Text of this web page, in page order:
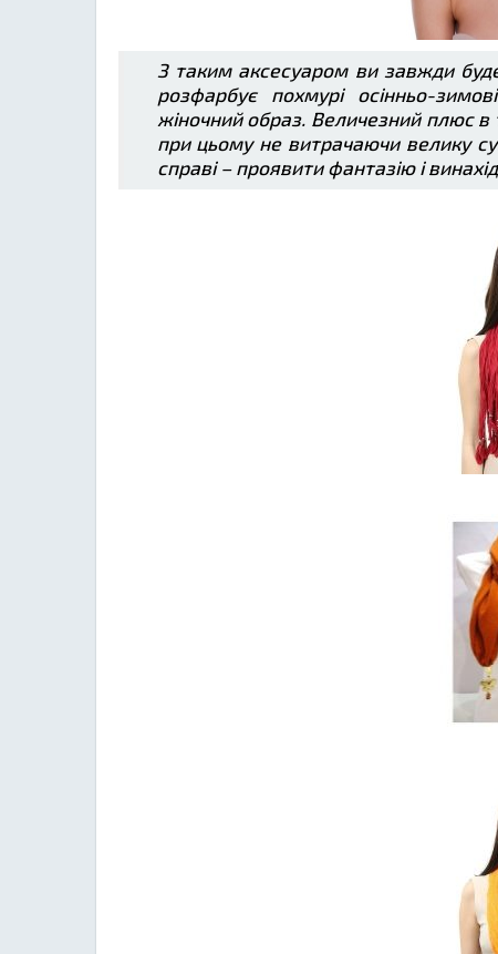
З таким аксесуаром ви завжди
розфарбує похмурі осінньо-
жіночний образ. Величезний плюс
при цьому не витрачаючи велику
справі – проявити фантазію і